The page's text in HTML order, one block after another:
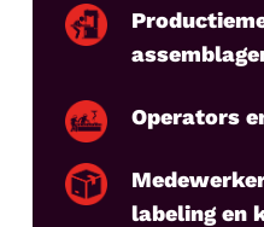
Operators
labeling en